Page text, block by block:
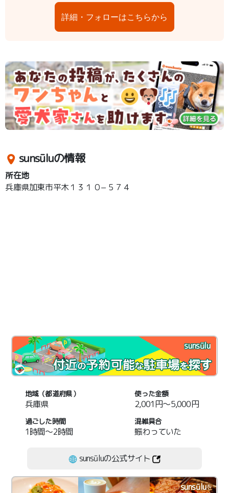
詳細・フォローはこちらから
sunsūluの情報
所在地
兵庫県加東市平木１３１０−５７４
sunsūlu
地域（都道府県）
兵庫県
使った金額
2,001円～5,000円
過ごした時間
1時間～2時間
混雑具合
賑わっていた
sunsūluの公式サイト
sunsūluを